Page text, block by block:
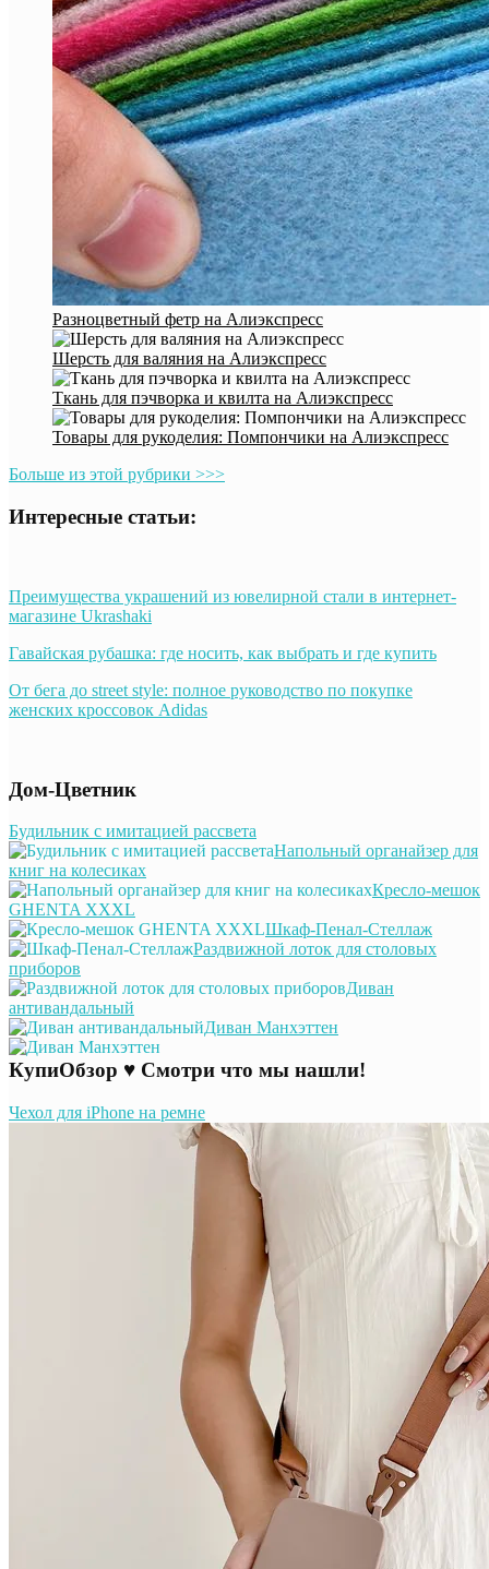
Разноцветный фетр на Алиэкспресс
Шерсть для валяния на Алиэкспресс
Ткань для пэчворка и квилта на Алиэкспресс
Товары для рукоделия: Помпончики на Алиэкспресс
Больше из этой рубрики >>>
Интересные статьи:
Преимущества украшений из ювелирной стали в интернет-
магазине Ukrashaki
Гавайская рубашка: где носить, как выбрать и где купить
От бега до street style: полное руководство по покупке
женских кроссовок Adidas
Дом-Цветник
Будильник с имитацией рассвета
Напольный органайзер для
книг на колесиках
Кресло-мешок
GHENTA XXXL
Шкаф-Пенал-Стеллаж
Раздвижной лоток для столовых
приборов
Диван
антивандальный
Диван Манхэттен
КупиОбзор ♥ Смотри что мы нашли!
Чехол для iPhone на ремне